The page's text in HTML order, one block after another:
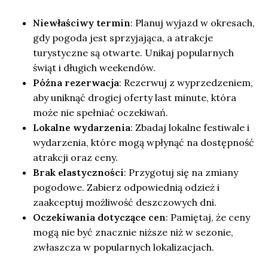
Niewłaściwy termin: Planuj wyjazd w okresach,
gdy pogoda jest sprzyjająca, a atrakcje
turystyczne są otwarte. Unikaj popularnych
świąt i długich weekendów.
Późna rezerwacja: Rezerwuj z wyprzedzeniem,
aby uniknąć drogiej oferty last minute, która
może nie spełniać oczekiwań.
Lokalne wydarzenia: Zbadaj lokalne festiwale i
wydarzenia, które mogą wpłynąć na dostępność
atrakcji oraz ceny.
Brak elastyczności: Przygotuj się na zmiany
pogodowe. Zabierz odpowiednią odzież i
zaakceptuj możliwość deszczowych dni.
Oczekiwania dotyczące cen: Pamiętaj, że ceny
mogą nie być znacznie niższe niż w sezonie,
zwłaszcza w popularnych lokalizacjach.